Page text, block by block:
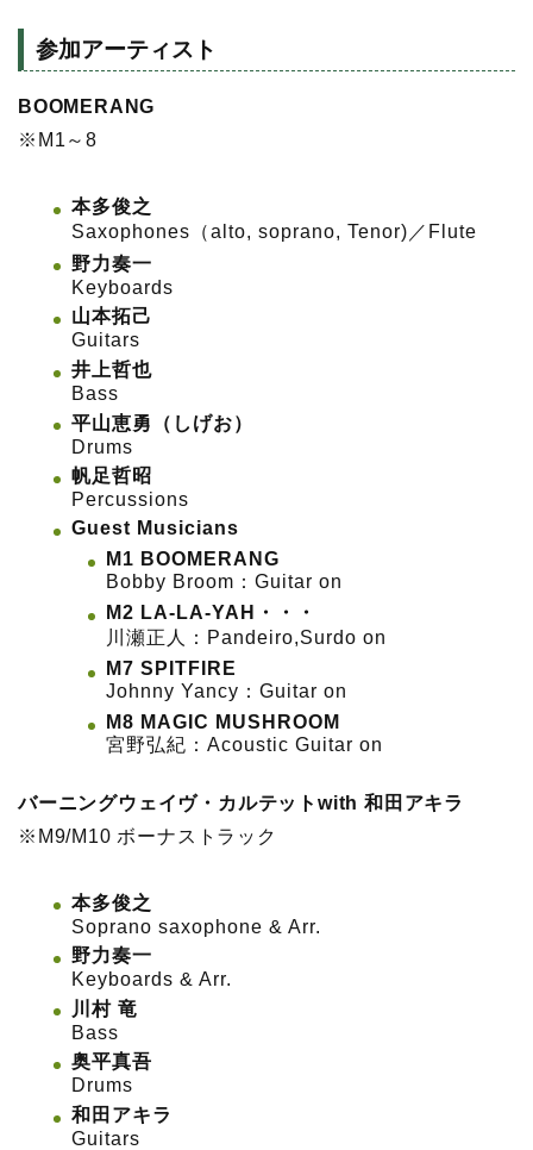
参加アーティスト
BOOMERANG
※M1～8
本多俊之
Saxophones（alto, soprano, Tenor)／Flute
野力奏一
Keyboards
山本拓己
Guitars
井上哲也
Bass
平山恵勇（しげお）
Drums
帆足哲昭
Percussions
Guest Musicians
M1 BOOMERANG
Bobby Broom：Guitar on
M2 LA-LA-YAH・・・
川瀬正人：Pandeiro,Surdo on
M7 SPITFIRE
Johnny Yancy：Guitar on
M8 MAGIC MUSHROOM
宮野弘紀：Acoustic Guitar on
バーニングウェイヴ・カルテットwith 和田アキラ
※M9/M10 ボーナストラック
本多俊之
Soprano saxophone & Arr.
野力奏一
Keyboards & Arr.
川村 竜
Bass
奥平真吾
Drums
和田アキラ
Guitars